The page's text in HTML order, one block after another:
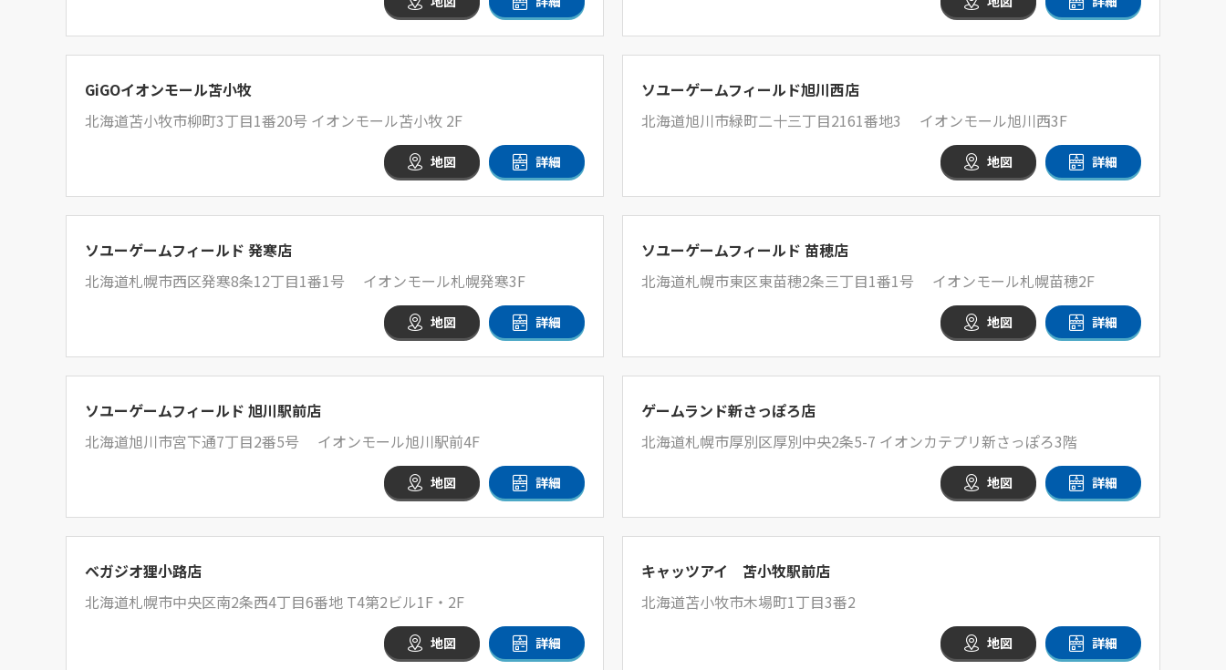
GiGOイオンモール苫小牧
北海道苫小牧市柳町3丁目1番20号 イオンモール苫小牧 2F
地図 詳細
ソユーゲームフィールド旭川西店
北海道旭川市緑町二十三丁目2161番地3 イオンモール旭川西3F
地図 詳細
ソユーゲームフィールド 発寒店
北海道札幌市西区発寒8条12丁目1番1号 イオンモール札幌発寒3F
地図 詳細
ソユーゲームフィールド 苗穂店
北海道札幌市東区東苗穂2条三丁目1番1号 イオンモール札幌苗穂2F
地図 詳細
ソユーゲームフィールド 旭川駅前店
北海道旭川市宮下通7丁目2番5号 イオンモール旭川駅前4F
地図 詳細
ゲームランド新さっぽろ店
北海道札幌市厚別区厚別中央2条5-7 イオンカテプリ新さっぽろ3階
地図 詳細
ベガジオ狸小路店
北海道札幌市中央区南2条西4丁目6番地 T4第2ビル1F・2F
地図 詳細
キャッツアイ 苫小牧駅前店
北海道苫小牧市木場町1丁目3番2
地図 詳細